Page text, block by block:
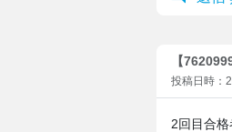
【
投稿日時：
2回目合格